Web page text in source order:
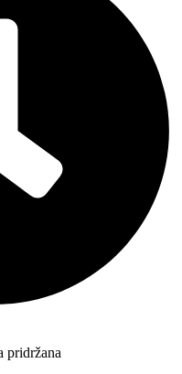
pridržana